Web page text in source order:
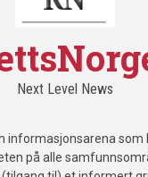
Next Level News
informasjonsarena som
på alle